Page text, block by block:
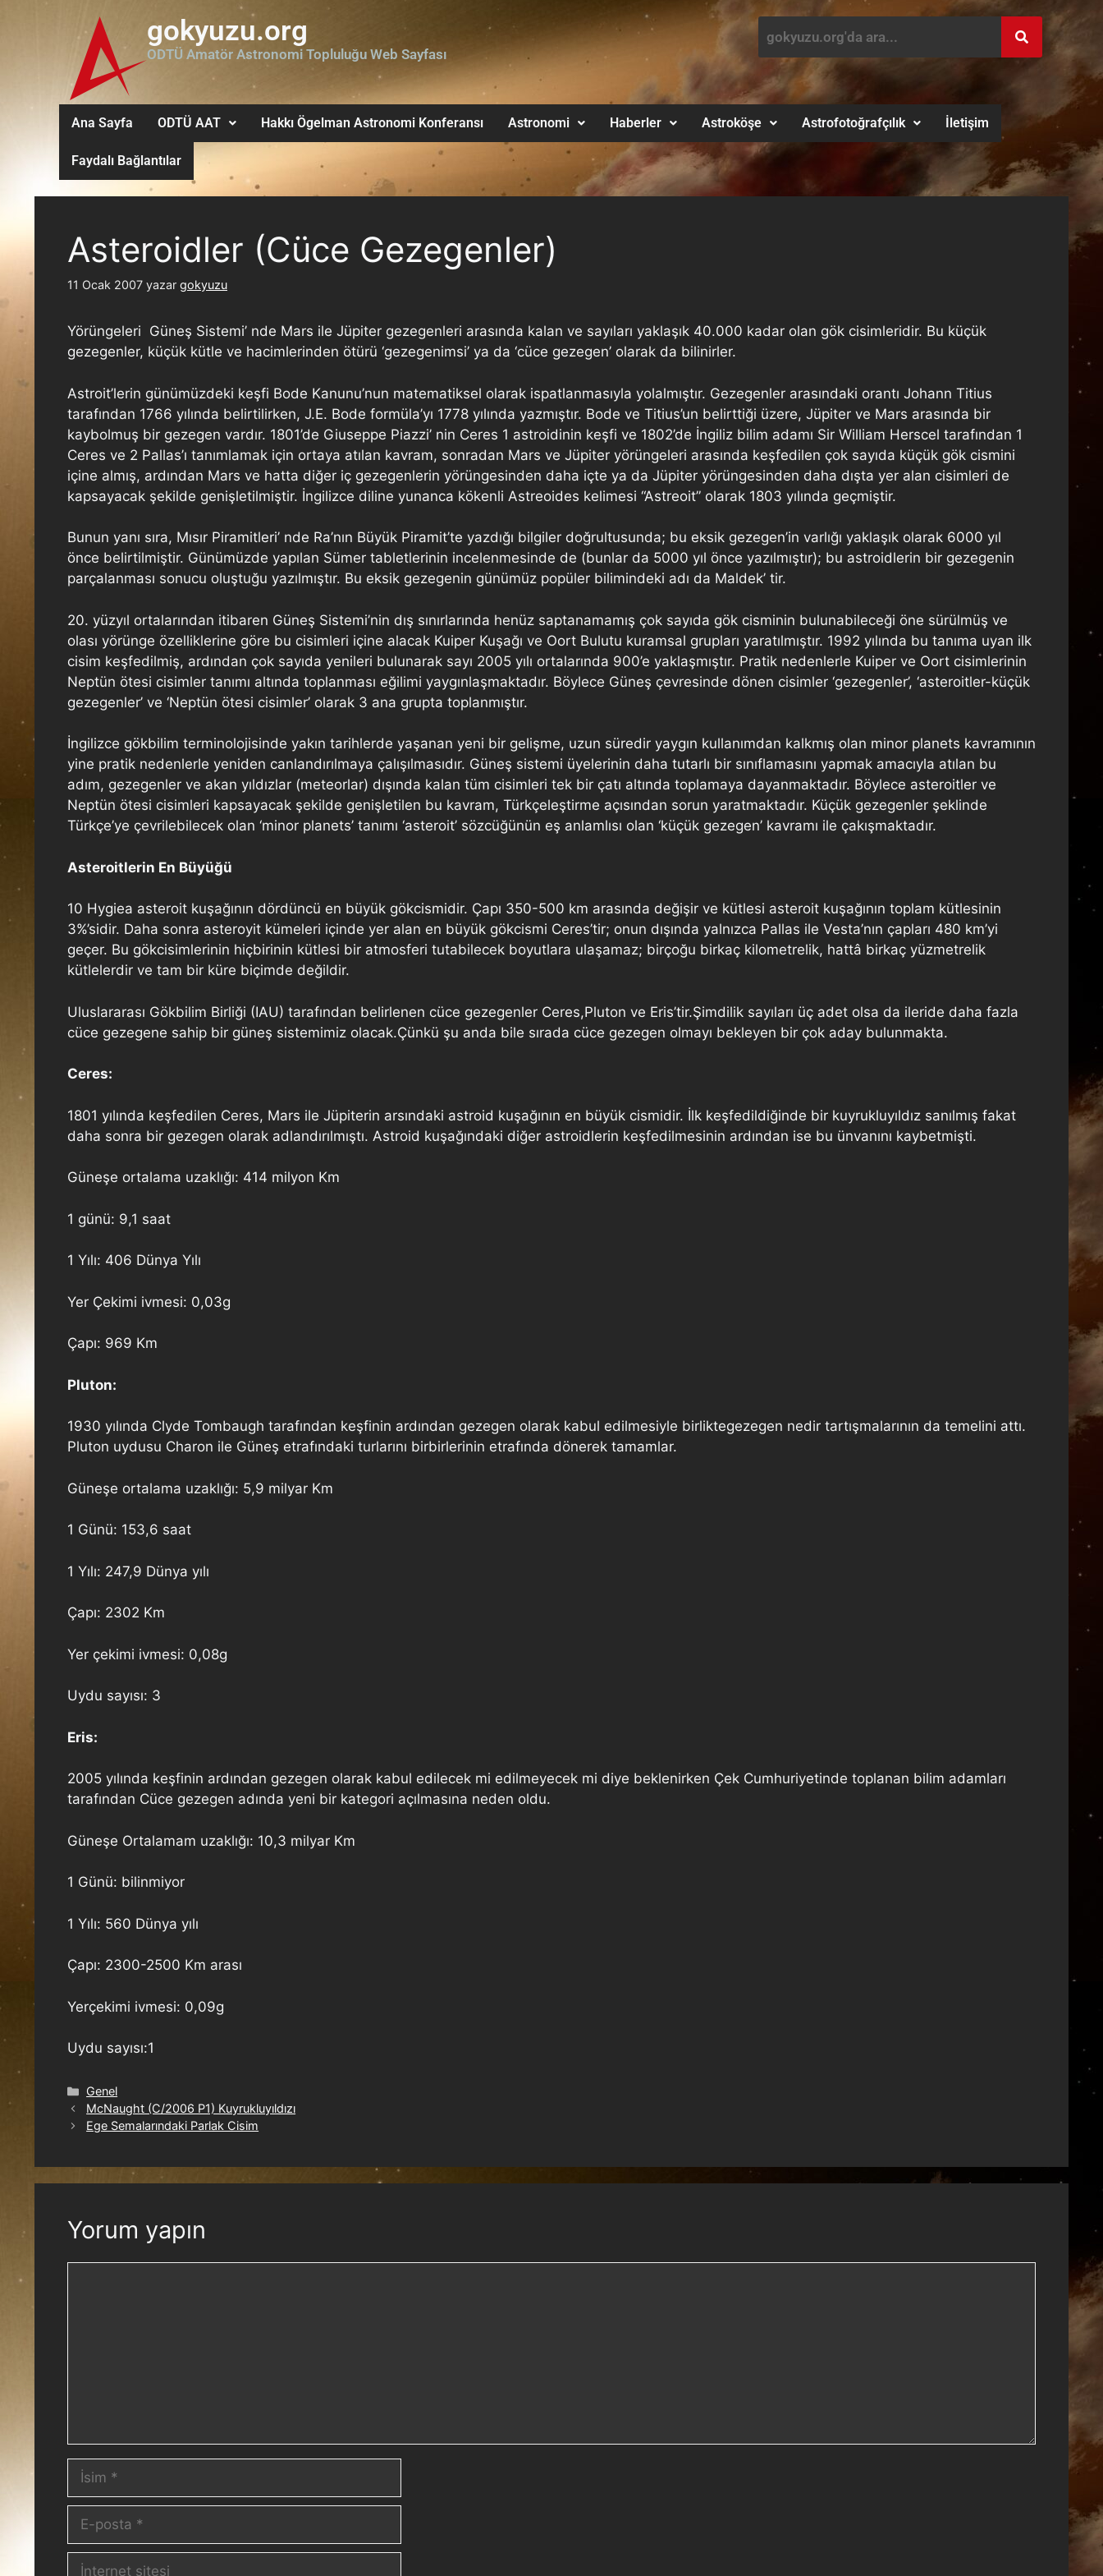
gokyuzu.org
ODTÜ Amatör Astronomi Topluluğu Web Sayfası
Ana Sayfa ODTÜ AAT Hakkı Ögelman Astronomi Konferansı Astronomi Haberler Astroköşe Astrofotoğrafçılık İletişim
Faydalı Bağlantılar
Asteroidler (Cüce Gezegenler)
11 Ocak 2007 yazar gokyuzu
Yörüngeleri Güneş Sistemi’ nde Mars ile Jüpiter gezegenleri arasında kalan ve sayıları yaklaşık 40.000 kadar olan gök cisimleridir. Bu küçük
gezegenler, küçük kütle ve hacimlerinden ötürü ‘gezegenimsi’ ya da ‘cüce gezegen’ olarak da bilinirler.
Astroit’lerin günümüzdeki keşfi Bode Kanunu’nun matematiksel olarak ispatlanmasıyla yolalmıştır. Gezegenler arasındaki orantı Johann Titius
tarafından 1766 yılında belirtilirken, J.E. Bode formüla’yı 1778 yılında yazmıştır. Bode ve Titius’un belirttiği üzere, Jüpiter ve Mars arasında bir
kaybolmuş bir gezegen vardır. 1801’de Giuseppe Piazzi’ nin Ceres 1 astroidinin keşfi ve 1802’de İngiliz bilim adamı Sir William Herscel tarafından 1
Ceres ve 2 Pallas’ı tanımlamak için ortaya atılan kavram, sonradan Mars ve Jüpiter yörüngeleri arasında keşfedilen çok sayıda küçük gök cismini
içine almış, ardından Mars ve hatta diğer iç gezegenlerin yörüngesinden daha içte ya da Jüpiter yörüngesinden daha dışta yer alan cisimleri de
kapsayacak şekilde genişletilmiştir. İngilizce diline yunanca kökenli Astreoides kelimesi “Astreoit” olarak 1803 yılında geçmiştir.
Bunun yanı sıra, Mısır Piramitleri’ nde Ra’nın Büyük Piramit’te yazdığı bilgiler doğrultusunda; bu eksik gezegen’in varlığı yaklaşık olarak 6000 yıl
önce belirtilmiştir. Günümüzde yapılan Sümer tabletlerinin incelenmesinde de (bunlar da 5000 yıl önce yazılmıştır); bu astroidlerin bir gezegenin
parçalanması sonucu oluştuğu yazılmıştır. Bu eksik gezegenin günümüz popüler bilimindeki adı da Maldek’ tir.
20. yüzyıl ortalarından itibaren Güneş Sistemi’nin dış sınırlarında henüz saptanamamış çok sayıda gök cisminin bulunabileceği öne sürülmüş ve
olası yörünge özelliklerine göre bu cisimleri içine alacak Kuiper Kuşağı ve Oort Bulutu kuramsal grupları yaratılmıştır. 1992 yılında bu tanıma uyan ilk
cisim keşfedilmiş, ardından çok sayıda yenileri bulunarak sayı 2005 yılı ortalarında 900’e yaklaşmıştır. Pratik nedenlerle Kuiper ve Oort cisimlerinin
Neptün ötesi cisimler tanımı altında toplanması eğilimi yaygınlaşmaktadır. Böylece Güneş çevresinde dönen cisimler ‘gezegenler’, ‘asteroitler-küçük
gezegenler’ ve ‘Neptün ötesi cisimler’ olarak 3 ana grupta toplanmıştır.
İngilizce gökbilim terminolojisinde yakın tarihlerde yaşanan yeni bir gelişme, uzun süredir yaygın kullanımdan kalkmış olan minor planets kavramının
yine pratik nedenlerle yeniden canlandırılmaya çalışılmasıdır. Güneş sistemi üyelerinin daha tutarlı bir sınıflamasını yapmak amacıyla atılan bu
adım, gezegenler ve akan yıldızlar (meteorlar) dışında kalan tüm cisimleri tek bir çatı altında toplamaya dayanmaktadır. Böylece asteroitler ve
Neptün ötesi cisimleri kapsayacak şekilde genişletilen bu kavram, Türkçeleştirme açısından sorun yaratmaktadır. Küçük gezegenler şeklinde
Türkçe’ye çevrilebilecek olan ‘minor planets’ tanımı ‘asteroit’ sözcüğünün eş anlamlısı olan ‘küçük gezegen’ kavramı ile çakışmaktadır.
Asteroitlerin En Büyüğü
10 Hygiea asteroit kuşağının dördüncü en büyük gökcismidir. Çapı 350-500 km arasında değişir ve kütlesi asteroit kuşağının toplam kütlesinin
3%’sidir. Daha sonra asteroyit kümeleri içinde yer alan en büyük gökcismi Ceres’tir; onun dışında yalnızca Pallas ile Vesta’nın çapları 480 km’yi
geçer. Bu gökcisimlerinin hiçbirinin kütlesi bir atmosferi tutabilecek boyutlara ulaşamaz; birçoğu birkaç kilometrelik, hattâ birkaç yüzmetrelik
kütlelerdir ve tam bir küre biçimde değildir.
Uluslararası Gökbilim Birliği (IAU) tarafından belirlenen cüce gezegenler Ceres,Pluton ve Eris’tir.Şimdilik sayıları üç adet olsa da ileride daha fazla
cüce gezegene sahip bir güneş sistemimiz olacak.Çünkü şu anda bile sırada cüce gezegen olmayı bekleyen bir çok aday bulunmakta.
Ceres:
1801 yılında keşfedilen Ceres, Mars ile Jüpiterin arsındaki astroid kuşağının en büyük cismidir. İlk keşfedildiğinde bir kuyrukluyıldız sanılmış fakat
daha sonra bir gezegen olarak adlandırılmıştı. Astroid kuşağındaki diğer astroidlerin keşfedilmesinin ardından ise bu ünvanını kaybetmişti.
Güneşe ortalama uzaklığı: 414 milyon Km
1 günü: 9,1 saat
1 Yılı: 406 Dünya Yılı
Yer Çekimi ivmesi: 0,03g
Çapı: 969 Km
Pluton:
1930 yılında Clyde Tombaugh tarafından keşfinin ardından gezegen olarak kabul edilmesiyle birliktegezegen nedir tartışmalarının da temelini attı.
Pluton uydusu Charon ile Güneş etrafındaki turlarını birbirlerinin etrafında dönerek tamamlar.
Güneşe ortalama uzaklığı: 5,9 milyar Km
1 Günü: 153,6 saat
1 Yılı: 247,9 Dünya yılı
Çapı: 2302 Km
Yer çekimi ivmesi: 0,08g
Uydu sayısı: 3
Eris:
2005 yılında keşfinin ardından gezegen olarak kabul edilecek mi edilmeyecek mi diye beklenirken Çek Cumhuriyetinde toplanan bilim adamları
tarafından Cüce gezegen adında yeni bir kategori açılmasına neden oldu.
Güneşe Ortalamam uzaklığı: 10,3 milyar Km
1 Günü: bilinmiyor
1 Yılı: 560 Dünya yılı
Çapı: 2300-2500 Km arası
Yerçekimi ivmesi: 0,09g
Uydu sayısı:1
Genel
McNaught (C/2006 P1) Kuyrukluyıldızı
Ege Semalarındaki Parlak Cisim
Yorum yapın